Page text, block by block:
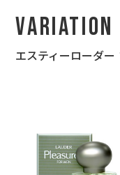
Variation
エスティーローダー